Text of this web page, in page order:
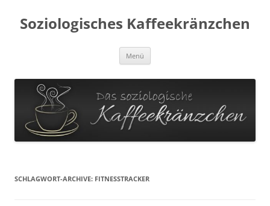
Soziologisches Kaffeekränzchen
Menü
SCHLAGWORT-ARCHIVE: FITNESSTRACKER